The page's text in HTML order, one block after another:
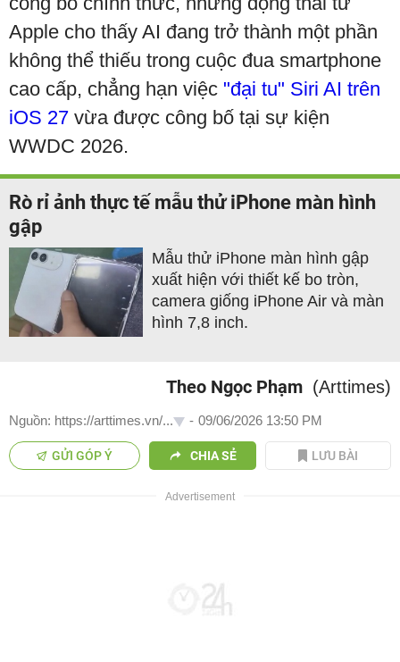
Apple cho thấy AI đang trở thành một phần
không thể thiếu trong cuộc đua smartphone
cao cấp, chẳng hạn việc "đại tu" Siri AI trên
iOS 27 vừa được công bố tại sự kiện
WWDC 2026.
Rò rỉ ảnh thực tế mẫu thử iPhone màn hình
gập
Mẫu thử iPhone màn hình gập
xuất hiện với thiết kế bo tròn,
camera giống iPhone Air và màn
hình 7,8 inch.
Theo Ngọc Phạm (Arttimes)
Nguồn: https://arttimes.vn/... - 09/06/2026 13:50 PM
GỬI GÓP Ý CHIA SẺ LƯU BÀI